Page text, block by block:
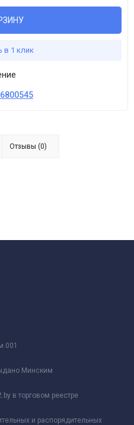
в 1 клик
Отзывы (0)
Минским
в торговом реестре
и распорядительных